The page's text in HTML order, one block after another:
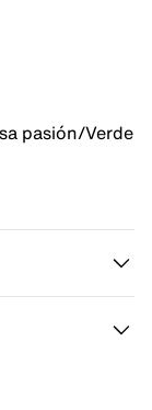
pasión/Verde